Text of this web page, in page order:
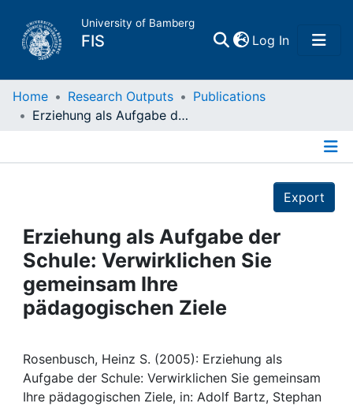
University of Bamberg
FIS Log In(current)
Home
Projects
People
Institutions
Awards
My FIS
Home Research Outputs
Publications
Erziehung als Aufgabe der Schule: Verwirklichen Sie gemeinsam Ihre pädagogischen Ziele
Export
Erziehung als Aufgabe der
Schule: Verwirklichen Sie
gemeinsam Ihre
pädagogischen Ziele
Rosenbusch, Heinz S. (2005): Erziehung als
Aufgabe der Schule: Verwirklichen Sie gemeinsam
Ihre pädagogischen Ziele, in: Adolf Bartz, Stephan